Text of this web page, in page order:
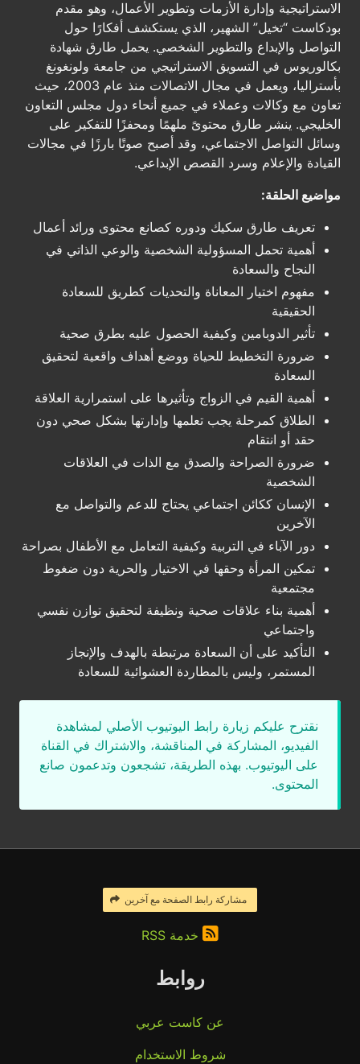
الاستراتيجية وإدارة الأزمات وتطوير الأعمال، وهو مقدم
بودكاست “تخيل” الشهير، الذي يستكشف أفكارًا حول
التواصل والإبداع والتطوير الشخصي. يحمل طارق شهادة
بكالوريوس في التسويق الاستراتيجي من جامعة ولونغونغ
بأستراليا، ويعمل في مجال الاتصالات منذ عام 2003، حيث
تعاون مع وكالات وعملاء في جميع أنحاء دول مجلس التعاون
الخليجي. ينشر طارق محتوىً ملهمًا ومحفزًا للتفكير على
وسائل التواصل الاجتماعي، وقد أصبح صوتًا بارزًا في مجالات
القيادة والإعلام وسرد القصص الإبداعي.
مواضيع الحلقة:
تعريف طارق سكيك ودوره كصانع محتوى ورائد أعمال
أهمية تحمل المسؤولية الشخصية والوعي الذاتي في
النجاح والسعادة
مفهوم اختيار المعاناة والتحديات كطريق للسعادة
الحقيقية
تأثير الدوبامين وكيفية الحصول عليه بطرق صحية
ضرورة التخطيط للحياة ووضع أهداف واقعية لتحقيق
السعادة
أهمية القيم في الزواج وتأثيرها على استمرارية العلاقة
الطلاق كمرحلة يجب تعلمها وإدارتها بشكل صحي دون
حقد أو انتقام
ضرورة الصراحة والصدق مع الذات في العلاقات
الشخصية
الإنسان ككائن اجتماعي يحتاج للدعم والتواصل مع
الآخرين
دور الآباء في التربية وكيفية التعامل مع الأطفال بصراحة
تمكين المرأة وحقها في الاختيار والحرية دون ضغوط
مجتمعية
أهمية بناء علاقات صحية ونظيفة لتحقيق توازن نفسي
واجتماعي
التأكيد على أن السعادة مرتبطة بالهدف والإنجاز
المستمر، وليس بالمطاردة العشوائية للسعادة
نقترح عليكم زيارة رابط اليوتيوب الأصلي لمشاهدة
الفيديو، المشاركة في المناقشة، والاشتراك في القناة
على اليوتيوب. بهذه الطريقة، تشجعون وتدعمون صانع
المحتوى.
مشاركة رابط الصفحة مع آخرين
خدمة RSS
روابط
عن كاست عربي
شروط الاستخدام